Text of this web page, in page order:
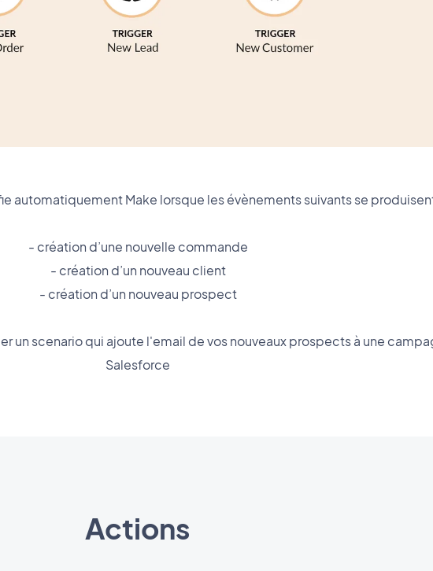
automatiquement Make lorsque les évènements suivants se
- création d’une nouvelle commande
- création d’un nouveau client
- création d’un nouveau prospect
un scenario qui ajoute l'email de vos nouveaux prospects à une
Salesforce
Actions